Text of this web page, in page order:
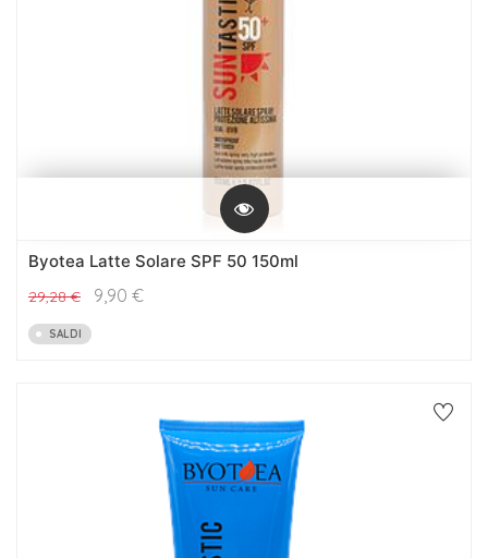
Byotea Latte Solare SPF 50 150ml
29,28€ 9,90 €
SALDI